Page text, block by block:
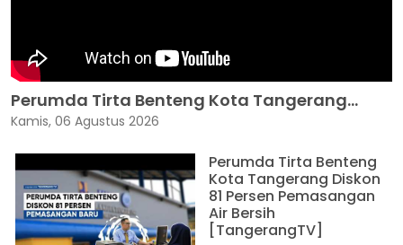
Perumda Tirta Benteng Kota Tangerang...
Kamis, 06 Agustus 2026
Perumda Tirta Benteng
Kota Tangerang Diskon
81 Persen Pemasangan
Air Bersih
[TangerangTV]